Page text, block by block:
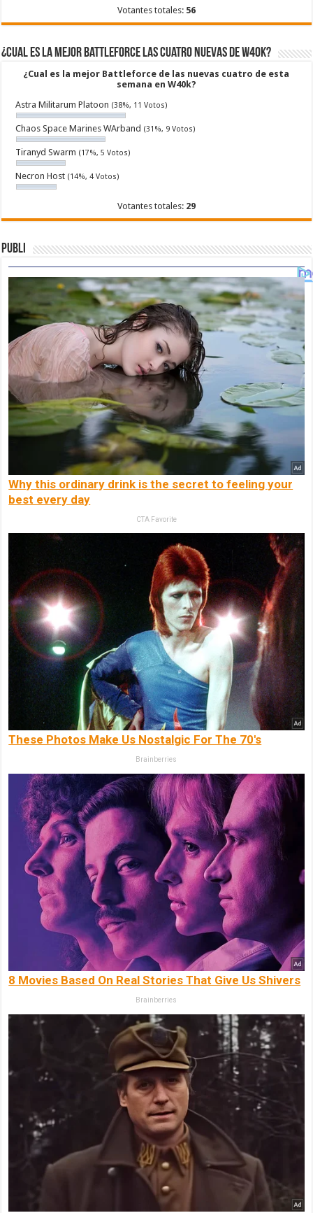
Votantes totales: 56
¿Cual es la mejor Battleforce las cuatro nuevas de W40k?
¿Cual es la mejor Battleforce de las nuevas cuatro de esta
semana en W40k?
Astra Militarum Platoon (38%, 11 Votos)
Chaos Space Marines WArband (31%, 9 Votos)
Tiranyd Swarm (17%, 5 Votos)
Necron Host (14%, 4 Votos)
Votantes totales: 29
Publi
Why this ordinary drink is the secret to feeling your
best every day
CTA Favorite
These Photos Make Us Nostalgic For The 70's
Brainberries
8 Movies Based On Real Stories That Give Us Shivers
Brainberries